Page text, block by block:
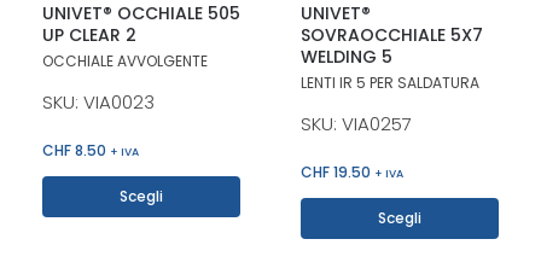
UNIVET® OCCHIALE 505
UP CLEAR 2
OCCHIALE AVVOLGENTE
SKU: VIA0023
CHF8.50 + IVA
Scegli
UNIVET®
SOVRAOCCHIALE 5X7
WELDING 5
LENTI IR 5 PER SALDATURA
SKU: VIA0257
CHF19.50 + IVA
Scegli